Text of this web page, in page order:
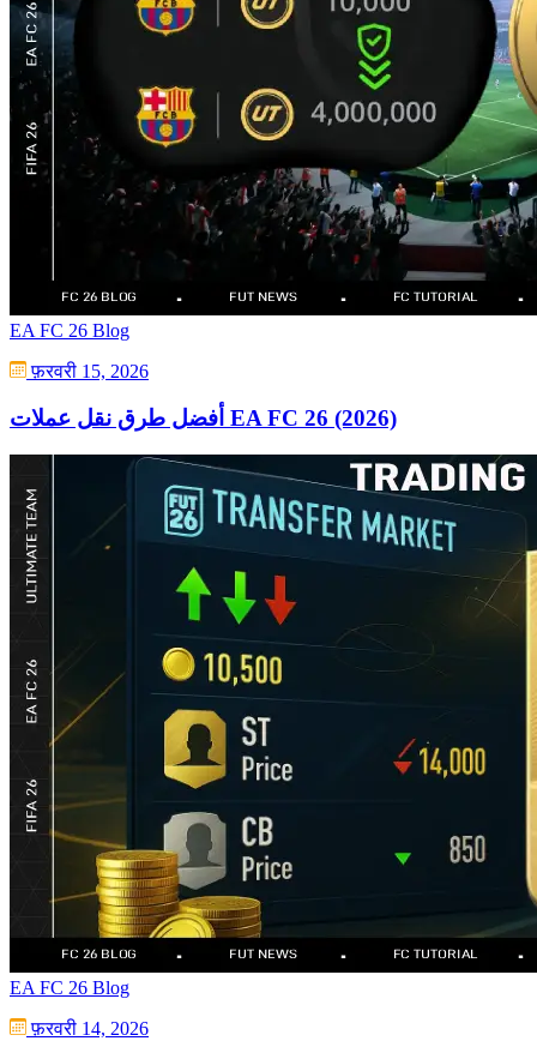
EA FC 26 Blog
फ़रवरी 15, 2026
أفضل طرق نقل عملات EA FC 26 (2026)
EA FC 26 Blog
फ़रवरी 14, 2026